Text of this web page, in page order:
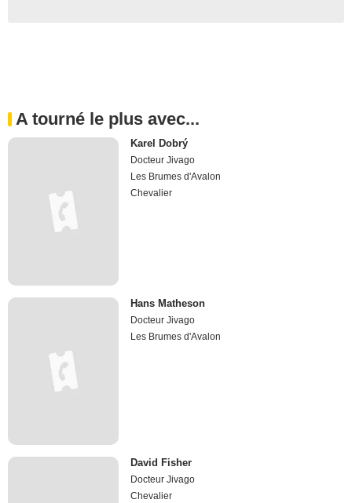
A tourné le plus avec...
Karel Dobrý
Docteur Jivago
Les Brumes d'Avalon
Chevalier
Hans Matheson
Docteur Jivago
Les Brumes d'Avalon
David Fisher
Docteur Jivago
Chevalier